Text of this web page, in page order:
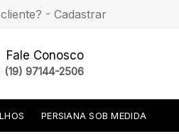
- Cadastrar
Fale Conosco
(19) 97144-2506
PERSIANA SOB MEDIDA